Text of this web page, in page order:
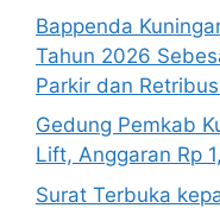
Bappenda
Tahun 2026
Parkir dan
Gedung Pemkab
Lift, Anggaran Rp
Surat Terbuka